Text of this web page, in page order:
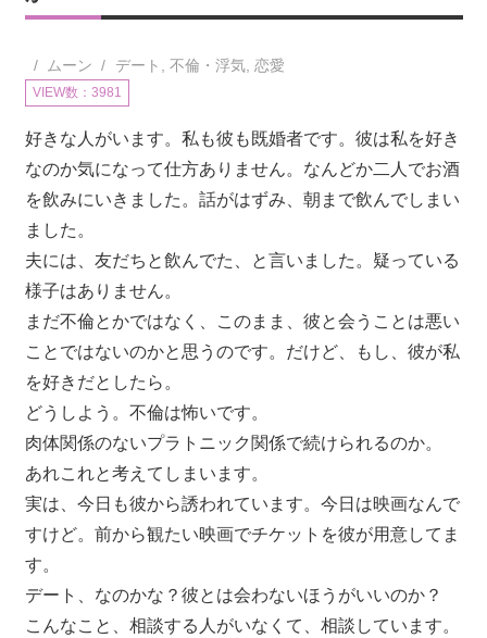
ムーン デート 不倫・浮気, 恋愛
VIEW数：3981
好きな人がいます。私も彼も既婚者です。彼は私を好き
なのか気になって仕方ありません。なんどか二人でお酒
を飲みにいきました。話がはずみ、朝まで飲んでしまい
ました。
夫には、友だちと飲んでた、と言いました。疑っている
様子はありません。
まだ不倫とかではなく、このまま、彼と会うことは悪い
ことではないのかと思うのです。だけど、もし、彼が私
を好きだとしたら。
どうしよう。不倫は怖いです。
肉体関係のないプラトニック関係で続けられるのか。
あれこれと考えてしまいます。
実は、今日も彼から誘われています。今日は映画なんで
すけど。前から観たい映画でチケットを彼が用意してま
す。
デート、なのかな？彼とは会わないほうがいいのか？
こんなこと、相談する人がいなくて、相談しています。